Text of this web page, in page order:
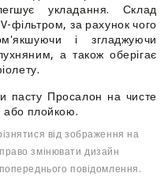
укладання. Склад
фільтром, за рахунок чого
і згладжуючи
а також оберігає
пасту Просалон на чисте
або плойкою.
від зображення на
змінювати дизайн
повідомлення.